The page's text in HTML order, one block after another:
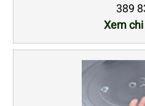
389
Xem